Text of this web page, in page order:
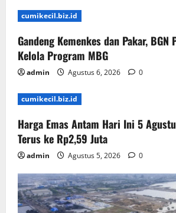
cumikecil.biz.id
Gandeng Kemenkes dan Pakar, BGN
Kelola Program MBG
admin Agustus 6, 2026 0
cumikecil.biz.id
Harga Emas Antam Hari Ini 5
Terus ke Rp2,59 Juta
admin Agustus 5, 2026 0